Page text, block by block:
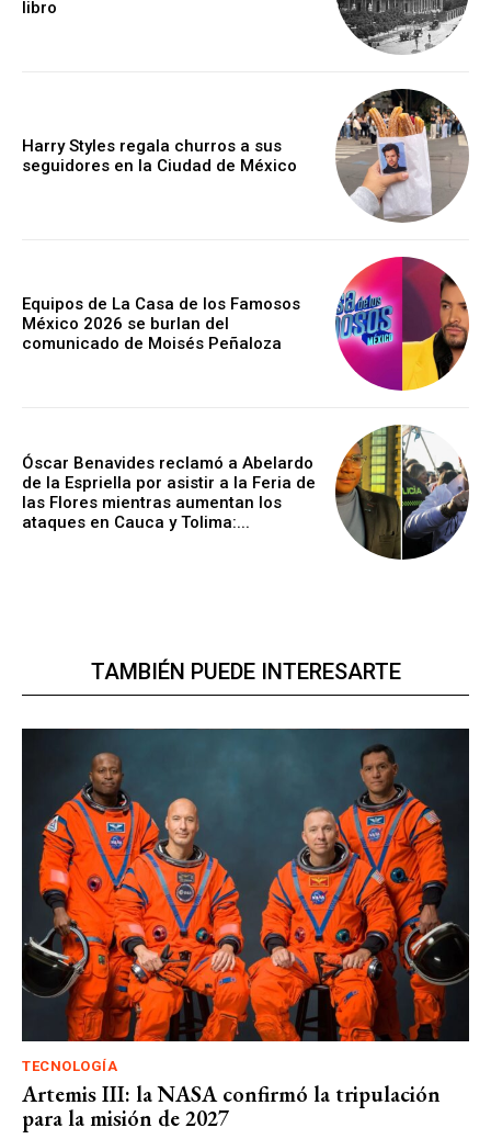
libro
Harry Styles regala churros a sus
seguidores en la Ciudad de México
Equipos de La Casa de los Famosos
México 2026 se burlan del
comunicado de Moisés Peñaloza
Óscar Benavides reclamó a Abelardo
de la Espriella por asistir a la Feria de
las Flores mientras aumentan los
ataques en Cauca y Tolima:...
TAMBIÉN PUEDE INTERESARTE
TECNOLOGÍA
Artemis III: la NASA confirmó la tripulación
para la misión de 2027